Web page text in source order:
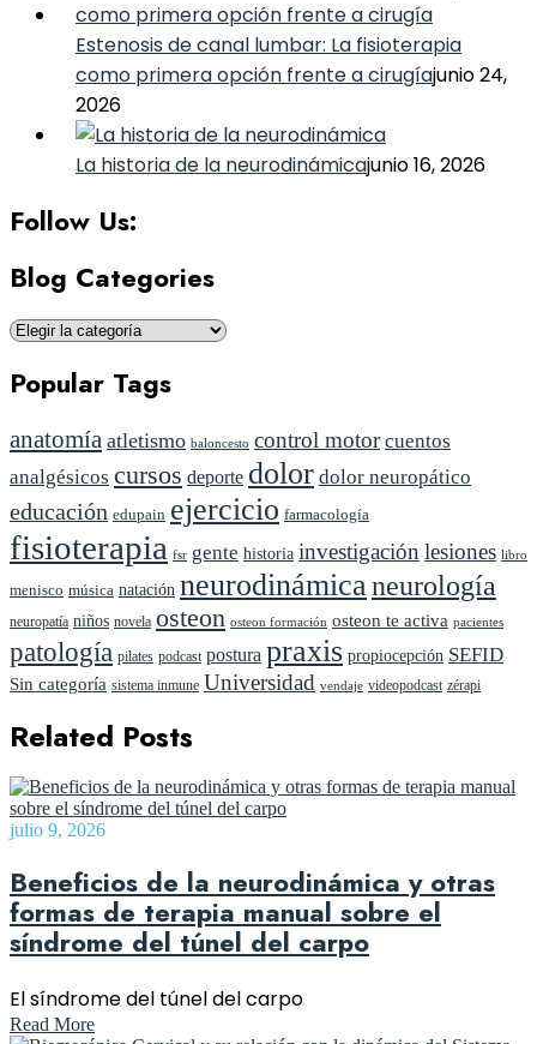
Estenosis de canal lumbar: La fisioterapia
como primera opción frente a cirugíajunio 24,
2026
La historia de la neurodinámicajunio 16, 2026
Follow Us:
Blog Categories
Blog
Popular Tags
anatomía atletismo baloncesto control motor cuentos
analgésicos cursos deporte dolor dolor neuropático
educación edupain ejercicio farmacología
fisioterapia fsr gente historia investigación lesiones libro
menisco música natación neurodinámicaneurología
neuropatía niños novela osteon osteon formación osteon te activa pacientes
patología pilates podcast postura praxis propiocepción SEFID
Sin categoría sistema inmune Universidad vendaje videopodcast zérapi
Related Posts
julio 9, 2026
Beneficios de la neurodinámica y otras
formas de terapia manual sobre el
síndrome del túnel del carpo
El síndrome del túnel del carpo
Read More